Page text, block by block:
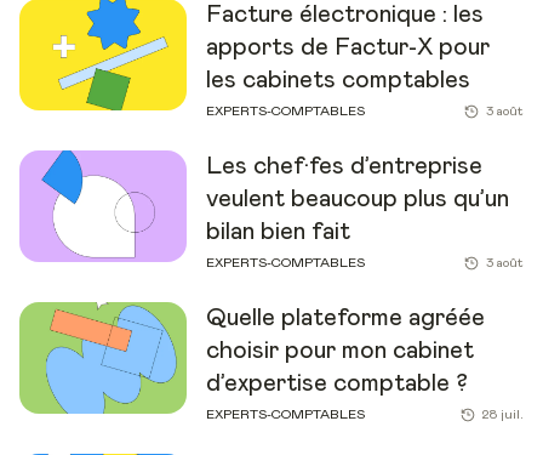
Facture électronique : les
apports de Factur-X pour
les cabinets comptables
EXPERTS-COMPTABLES 3 août
Les chef·fes d’entreprise
veulent beaucoup plus qu’un
bilan bien fait
EXPERTS-COMPTABLES 3 août
Quelle plateforme agréée
choisir pour mon cabinet
d’expertise comptable ?
EXPERTS-COMPTABLES 28 juil.